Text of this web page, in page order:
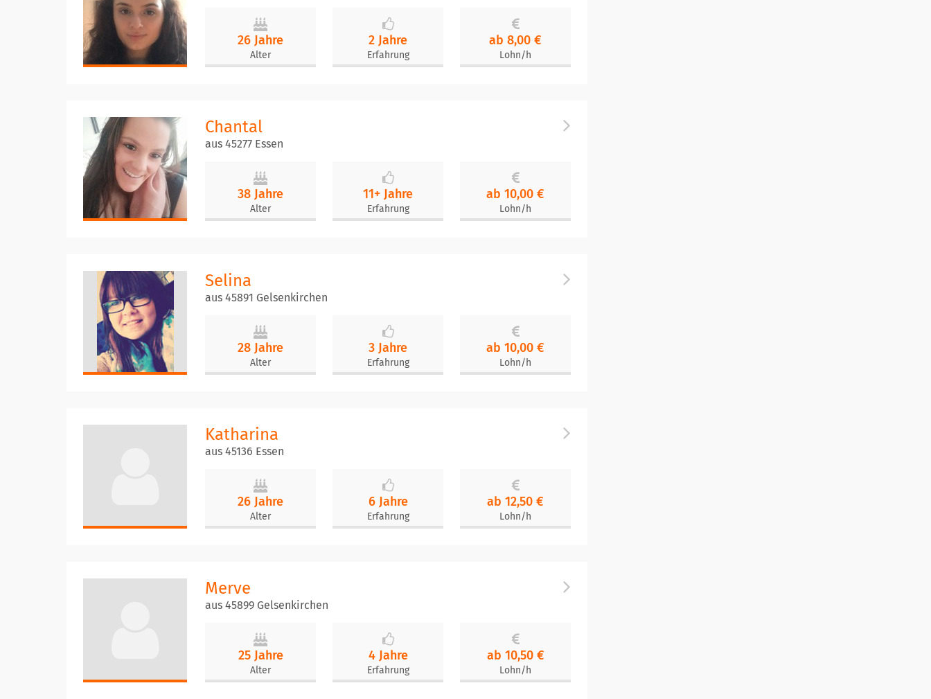
26 Jahre
Alter
2 Jahre
Erfahrung
ab 8,00 €
Lohn/h
Chantal
aus 45277 Essen
38 Jahre
Alter
11+ Jahre
Erfahrung
ab 10,00 €
Lohn/h
Selina
aus 45891 Gelsenkirchen
28 Jahre
Alter
3 Jahre
Erfahrung
ab 10,00 €
Lohn/h
Katharina
aus 45136 Essen
26 Jahre
Alter
6 Jahre
Erfahrung
ab 12,50 €
Lohn/h
Merve
aus 45899 Gelsenkirchen
25 Jahre
Alter
4 Jahre
Erfahrung
ab 10,50 €
Lohn/h